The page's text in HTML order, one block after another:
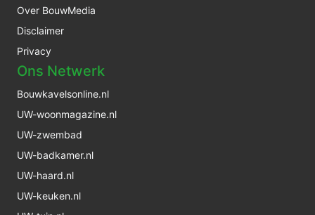
Over BouwMedia
Disclaimer
Privacy
Ons Netwerk
Bouwkavelsonline.nl
UW-woonmagazine.nl
UW-zwembad
UW-badkamer.nl
UW-haard.nl
UW-keuken.nl